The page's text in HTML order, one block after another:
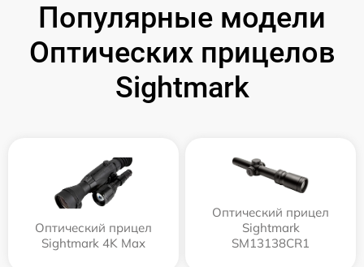
Популярные модели
Оптических прицелов
Sightmark
Оптический прицел
Sightmark 4K Max
Оптический прицел
Sightmark
SM13138CR1